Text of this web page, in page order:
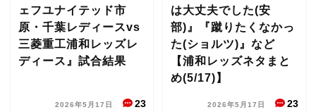
ェフユナイテッド市
原・千葉レディースvs
三菱重工浦和レッズレ
ディース』試合結果
2026年5月17日 23
は大丈夫でした(安
部)』『蹴りたくなかっ
た(ショルツ)』など
【浦和レッズネタまと
め(5/17)】
2026年5月17日 23